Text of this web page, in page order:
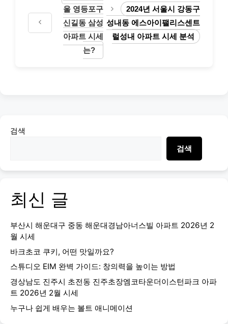
울 영등포구
신길동 삼성
아파트 시세
는?
2024년 서울시 강동구
성내동 에스아이팰리스센트
럴성내 아파트 시세 분석
검색
검색
최신 글
부산시 해운대구 중동 해운대경남아너스빌 아파트 2026년 2
월 시세
바크초코 쿠키, 어떤 맛일까요?
스튜디오 EIM 완벽 가이드: 창의력을 높이는 방법
경상남도 진주시 초전동 진주초장엠코타운더이스턴파크 아파
트 2026년 2월 시세
누구나 쉽게 배우는 볼트 애니메이션